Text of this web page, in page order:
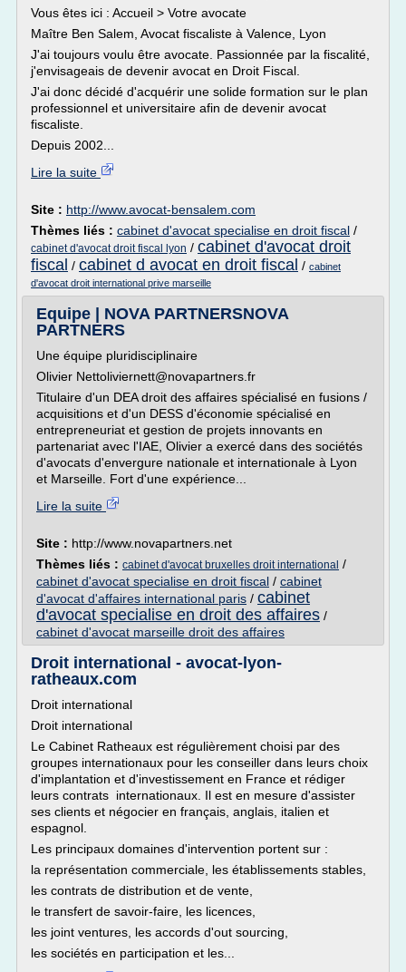
Vous êtes ici : Accueil > Votre avocate
Maître Ben Salem, Avocat fiscaliste à Valence, Lyon
J'ai toujours voulu être avocate. Passionnée par la fiscalité,
j'envisageais de devenir avocat en Droit Fiscal.
J'ai donc décidé d'acquérir une solide formation sur le plan
professionnel et universitaire afin de devenir avocat
fiscaliste.
Depuis 2002...
Lire la suite
Site : http://www.avocat-bensalem.com
Thèmes liés : cabinet d'avocat specialise en droit fiscal /
cabinet d'avocat droit fiscal lyon / cabinet d'avocat droit
fiscal / cabinet d avocat en droit fiscal / cabinet
d'avocat droit international prive marseille
Equipe | NOVA PARTNERSNOVA
PARTNERS
Une équipe pluridisciplinaire
Olivier Nettoliviernett@novapartners.fr
Titulaire d'un DEA droit des affaires spécialisé en fusions /
acquisitions et d'un DESS d'économie spécialisé en
entrepreneuriat et gestion de projets innovants en
partenariat avec l'IAE, Olivier a exercé dans des sociétés
d'avocats d'envergure nationale et internationale à Lyon
et Marseille. Fort d'une expérience...
Lire la suite
Site : http://www.novapartners.net
Thèmes liés : cabinet d'avocat bruxelles droit international /
cabinet d'avocat specialise en droit fiscal / cabinet
d'avocat d'affaires international paris / cabinet
d'avocat specialise en droit des affaires /
cabinet d'avocat marseille droit des affaires
Droit international - avocat-lyon-
ratheaux.com
Droit international
Droit international
Le Cabinet Ratheaux est régulièrement choisi par des
groupes internationaux pour les conseiller dans leurs choix
d'implantation et d'investissement en France et rédiger
leurs contrats internationaux. Il est en mesure d'assister
ses clients et négocier en français, anglais, italien et
espagnol.
Les principaux domaines d'intervention portent sur :
la représentation commerciale, les établissements stables,
les contrats de distribution et de vente,
le transfert de savoir-faire, les licences,
les joint ventures, les accords d'out sourcing,
les sociétés en participation et les...